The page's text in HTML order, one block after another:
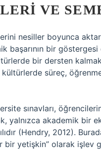
VE
nesiller boyunca
başarının bir
bir dersten
süreç,
sınavları,
yalnızca akademik bir
(Hendry, 2012).
bir yetişkin” olarak işlev